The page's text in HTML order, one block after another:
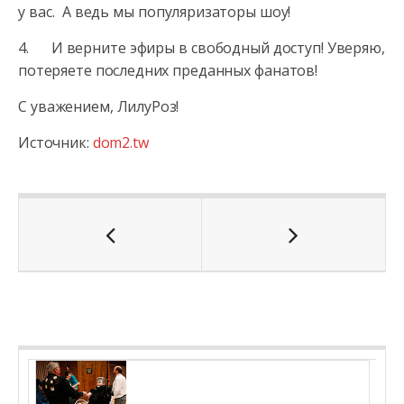
у вас. А ведь мы популяризаторы шоу!
4. И верните эфиры в свободный доступ! Уверяю,
потеряете последних преданных фанатов!
С уважением, ЛилуРоз!
Источник: dom2.tw